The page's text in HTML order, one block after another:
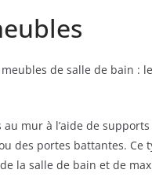
de salle de bain :
mur à l’aide de
des portes battantes.
la salle de bain et de